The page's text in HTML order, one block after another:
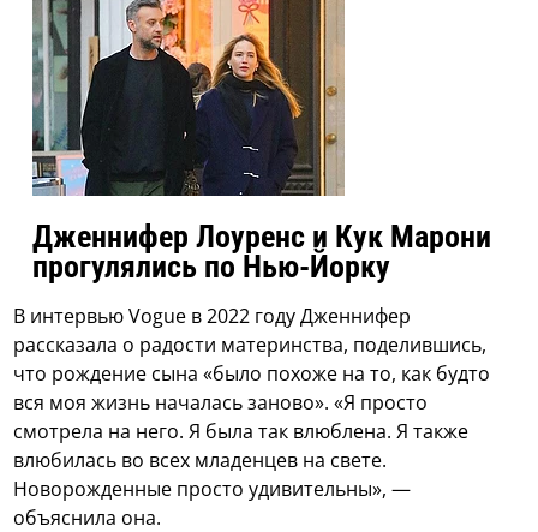
Дженнифер Лоуренс и Кук Марони
прогулялись по Нью-Йорку
В интервью Vogue в 2022 году Дженнифер
рассказала о радости материнства, поделившись,
что рождение сына «было похоже на то, как будто
вся моя жизнь началась заново». «Я просто
смотрела на него. Я была так влюблена. Я также
влюбилась во всех младенцев на свете.
Новорожденные просто удивительны», —
объяснила она.